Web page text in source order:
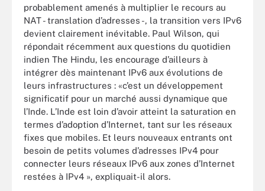
probablement amenés à multiplier le recours au
NAT - translation d’adresses -, la transition vers IPv6
devient clairement inévitable. Paul Wilson, qui
répondait récemment aux questions du quotidien
indien The Hindu, les encourage d’ailleurs à
intégrer dès maintenant IPv6 aux évolutions de
leurs infrastructures : «c’est un développement
significatif pour un marché aussi dynamique que
l’Inde. L’Inde est loin d’avoir atteint la saturation en
termes d’adoption d’Internet, tant sur les réseaux
fixes que mobiles. Et leurs nouveaux entrants ont
besoin de petits volumes d’adresses IPv4 pour
connecter leurs réseaux IPv6 aux zones d’Internet
restées à IPv4 », expliquait-il alors.